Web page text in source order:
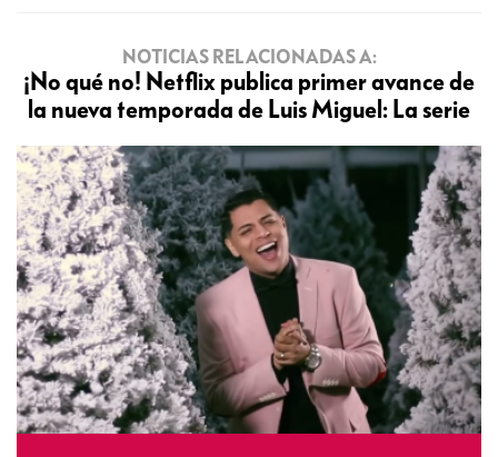
NOTICIAS RELACIONADAS A:
¡No qué no! Netflix publica primer avance de
la nueva temporada de Luis Miguel: La serie